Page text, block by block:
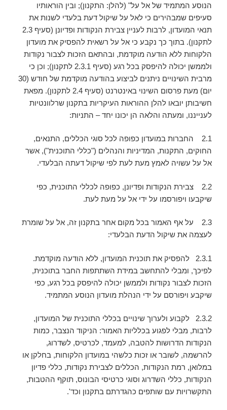
הנוסע המתמיד של אל על" (להלן: התקנון); ובין הוראותיו
סעיפים שמבהירים כי לאל על שיקול דעת בלעדי לשנות את
תנאי המועדון, לרבות לעניין צבירת הנקודות ופדיונן (סעיף 2.3
לתקנון). בתוך כך נקבע כי אל על רשאית להפסיק את מועדון
הלקוחות ללא הודעה מוקדמת, ובהתאם הזכות לצבור נקודות
ולממשן יכולה להיפסק בכל רגע (סעיף 2.3.1 לתקנון); וכן כי
מרבית השינויים ניתנים לביצוע בהודעה מוקדמת של חודש (30
יום) מעת פרסום השינוי באינטרנט (סעיף 2.4 לתקנון). מפאת
חשיבותן יובאו להלן ההוראות העיקריות בתקנון שרלוונטיות
לענייננו, ומעתה והלאה הן יכונו יחד – התניות:
2.1 החברות במועדון כפופה לכל סוגי הכללים, התנאים,
החוקים, התקנות, המדיניות והנהלים ("כללי התוכנית"), אשר
אל על עשויה לאמץ מעת לעת לפי שיקול דעתה הבלעדי.
2.2 צבירת הנקודות ופדיונן, כפופה לכללי התוכנית, כפי
שיקבעו ויפורסמו על ידי אל על מעת לעת.
2.3 על אף האמור בכל מקום אחר בתקנון זה, אל על שומרת
לעצמה את שיקול הדעת הבלעדי:
2.3.1 להפסיק את תוכנית המועדון, ללא הודעה מוקדמת.
לפיכך, ומבלי להתחשב במידת השתתפות החבר בתוכנית,
הזכות לצבור נקודות ולממשן יכולה להיפסק בכל רגע, כפי
שיקבע ויפורסם על ידי הנהלת מועדון הנוסע המתמיד.
2.3.2 לקבוע ולערוך שינויים בכללי התוכנית של המועדון,
לרבות, מבלי לפגוע בכלליות האמור: הניקוד הנצבר, כמות
הנקודות הדרושות להטבה, למעמד, לכרטיס, לשדרוג,
להרשמה, לשובר או זכות כלשהי במועדון הלקוחות, בחלקן או
במלואן, רמת הנקודות, הכללים לצבירת נקודות, כללי פדיון
הנקודות, כללי השדרוג וסוגי כרטיסי הבונוס, תוקף ההטבות,
התקשרויות עם שותפים כהגדרתם בתקנון וכד'.